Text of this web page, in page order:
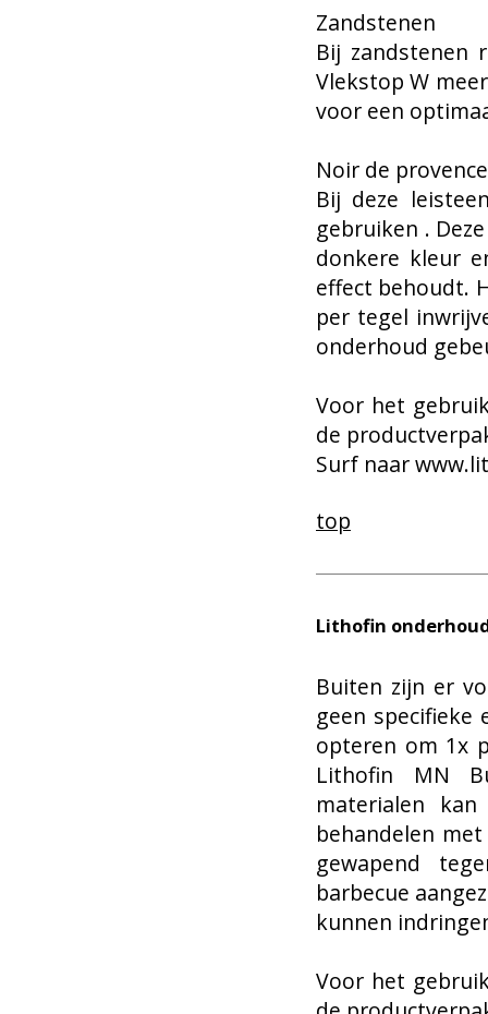
Zandstenen
Bij zandstenen
Vlekstop W
voor een
Noir de provence
Bij deze
gebruiken .
donkere kleur
effect behoudt.
per tegel
onderhoud
Voor het
de
Surf naar
top
Lithofin
Buiten zijn er
geen
opteren om 1x
Lithofin MN
materialen
behandelen
gewapend
barbecue
kunnen
Voor het